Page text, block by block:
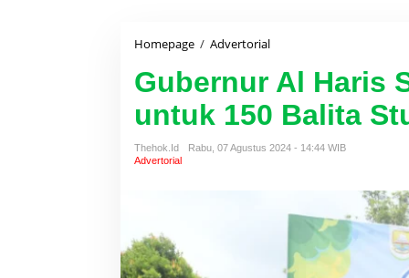
Homepage / Advertorial
r
n
u
Gubernur Al Haris
untuk 150 Balita
Thehok.id
Rabu, 07 Agustus 2024 - 14:44 WIB
Advertorial